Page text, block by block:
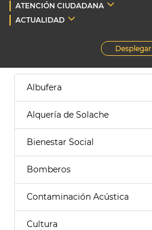
ATENCIÓN CIUDADANA
ACTUALIDAD
Desplegar
Albufera
Alquería de Solache
Bienestar Social
Bomberos
Contaminación Acústica
Cultura